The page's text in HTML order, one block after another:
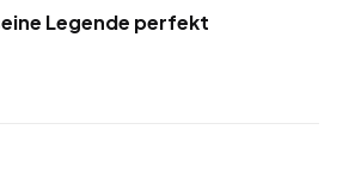
Legende perfekt